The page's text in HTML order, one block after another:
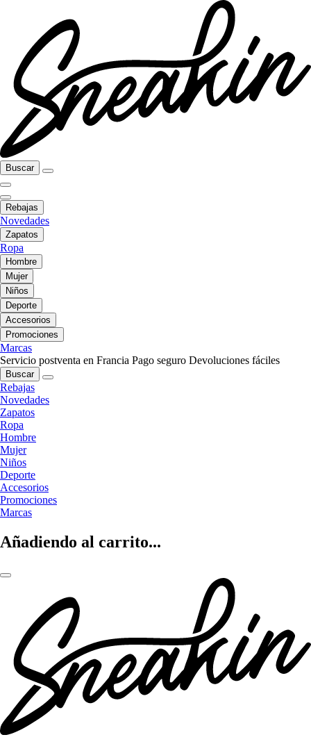
Buscar
Rebajas
Novedades
Zapatos
Ropa
Hombre
Mujer
Niños
Deporte
Accesorios
Promociones
Marcas
Servicio postventa en Francia Pago seguro Devoluciones fáciles
Buscar
Rebajas
Novedades
Zapatos
Ropa
Hombre
Mujer
Niños
Deporte
Accesorios
Promociones
Marcas
Añadiendo al carrito...